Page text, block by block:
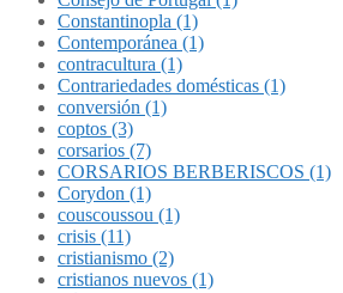
Constantinopla (1)
Contemporánea (1)
contracultura (1)
Contrariedades domésticas (1)
conversión (1)
coptos (3)
corsarios (7)
CORSARIOS BERBERISCOS (1)
Corydon (1)
couscoussou (1)
crisis (11)
cristianismo (2)
cristianos nuevos (1)